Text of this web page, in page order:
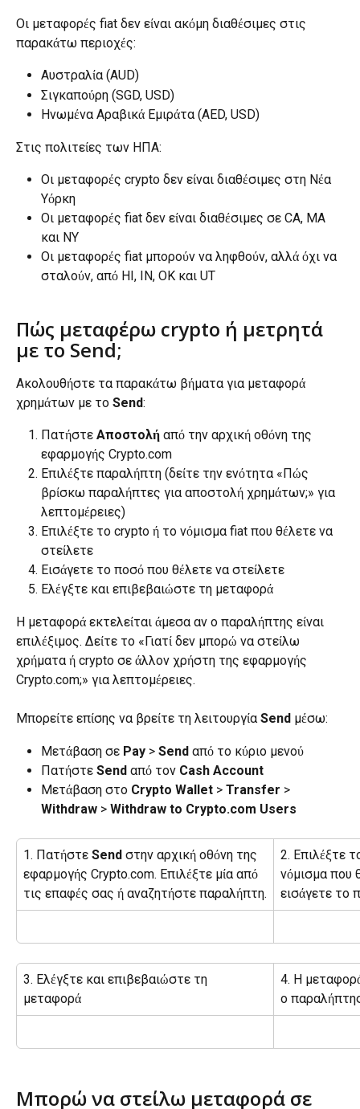
Οι μεταφορές fiat δεν είναι ακόμη διαθέσιμες στις
παρακάτω περιοχές:
Αυστραλία (AUD)
Σιγκαπούρη (SGD, USD)
Ηνωμένα Αραβικά Εμιράτα (AED, USD)
Στις πολιτείες των ΗΠΑ:
Οι μεταφορές crypto δεν είναι διαθέσιμες στη Νέα
Υόρκη
Οι μεταφορές fiat δεν είναι διαθέσιμες σε CA, MA
και NY
Οι μεταφορές fiat μπορούν να ληφθούν, αλλά όχι να
σταλούν, από HI, IN, OK και UT
Πώς μεταφέρω crypto ή μετρητά
με το Send;
Ακολουθήστε τα παρακάτω βήματα για μεταφορά
χρημάτων με το Send:
Πατήστε Αποστολή από την αρχική οθόνη της
εφαρμογής Crypto.com
Επιλέξτε παραλήπτη (δείτε την ενότητα «Πώς
βρίσκω παραλήπτες για αποστολή χρημάτων;» για
λεπτομέρειες)
Επιλέξτε το crypto ή το νόμισμα fiat που θέλετε να
στείλετε
Εισάγετε το ποσό που θέλετε να στείλετε
Ελέγξτε και επιβεβαιώστε τη μεταφορά
Η μεταφορά εκτελείται άμεσα αν ο παραλήπτης είναι
επιλέξιμος. Δείτε το «Γιατί δεν μπορώ να στείλω
χρήματα ή crypto σε άλλον χρήστη της εφαρμογής
Crypto.com;» για λεπτομέρειες.
Μπορείτε επίσης να βρείτε τη λειτουργία Send μέσω:
Μετάβαση σε Pay > Send από το κύριο μενού
Πατήστε Send από τον Cash Account
Μετάβαση στο Crypto Wallet > Transfer >
Withdraw > Withdraw to Crypto.com Users
1. Πατήστε Send στην αρχική οθόνη της
εφαρμογής Crypto.com. Επιλέξτε μία από
τις επαφές σας ή αναζητήστε παραλήπτη.
2. Επιλέξτε
νόμισμα που
εισάγετε το
3. Ελέγξτε και επιβεβαιώστε τη
μεταφορά
4. Η
ο
Μπορώ να στείλω μεταφορά σε